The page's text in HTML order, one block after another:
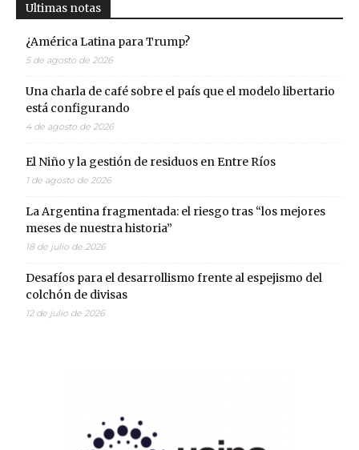
Ultimas notas
¿América Latina para Trump?
5 de agosto de 2026
Una charla de café sobre el país que el modelo libertario
está configurando
4 de agosto de 2026
El Niño y la gestión de residuos en Entre Ríos
1 de agosto de 2026
La Argentina fragmentada: el riesgo tras “los mejores
meses de nuestra historia”
18 de julio de 2026
Desafíos para el desarrollismo frente al espejismo del
colchón de divisas
12 de julio de 2026